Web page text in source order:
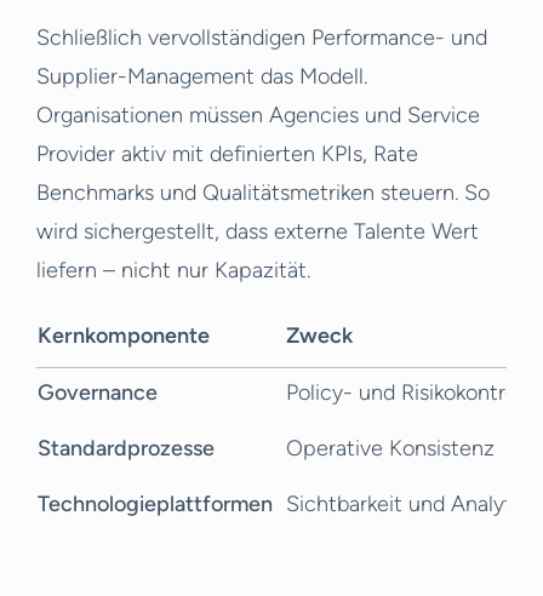
Schließlich vervollständigen Performance- und
Supplier-Management das Modell.
Organisationen müssen Agencies und Service
Provider aktiv mit definierten KPIs, Rate
Benchmarks und Qualitätsmetriken steuern. So
wird sichergestellt, dass externe Talente Wert
liefern – nicht nur Kapazität.
Kernkomponente Zweck
Governance Policy- und Risikokontrolle
Standardprozesse Operative Konsistenz
Technologieplattformen Sichtbarkeit und Analytics